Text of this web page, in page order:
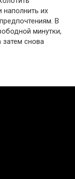
их
В
минутки,
снова